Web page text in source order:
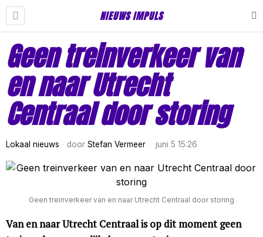
NIEUWS IMPULS
Geen treinverkeer van
en naar Utrecht
Centraal door storing
Lokaal nieuws door Stefan Vermeer juni 5 15:26
Geen treinverkeer van en naar Utrecht Centraal door storing
Van en naar Utrecht Centraal is op dit moment geen